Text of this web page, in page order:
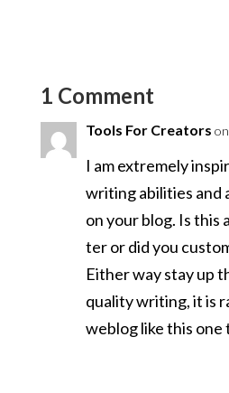
1 Comment
Tools For Creators
I am extreme­ly
writ­ing abil­i­ties and
on your blog. Is this
ter or did you
Either way stay up
qual­i­ty writ­ing, it is
weblog like this one